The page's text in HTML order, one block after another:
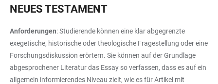
NEUES TESTAMENT
Anforderungen: Studierende können eine klar abgegrenzte
exegetische, historische oder theologische Fragestellung oder eine
Forschungsdiskussion erörtern. Sie können auf der Grundlage
abgesprochener Literatur das Essay so verfassen, dass es auf ein
allgemein informierendes Niveau zielt, wie es für Artikel mit